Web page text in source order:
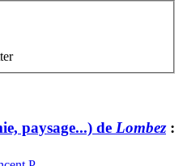
paysage...) de Lombez: